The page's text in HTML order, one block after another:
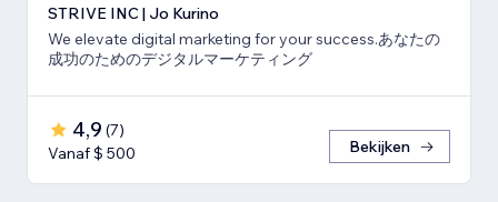
STRIVE INC | Jo Kurino
We elevate digital marketing for your success.あなたの
成功のためのデジタルマーケティング
4,9 (7)
Vanaf $ 500
Bekijken